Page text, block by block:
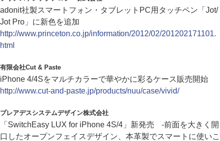
adonit社製スマートフォン・タブレットPC用タッチペン「Jot/
Jot Pro」に新色を追加
http://www.princeton.co.jp/information/2012/02/201202171101.
html
有限会社Cut & Paste
iPhone 4/4Sをマルチカラーで華やかに彩るケース販売開始
http://www.cut-and-paste.jp/products/nuu/case/vivid/
プレアデスシステムデザイン株式会社
「SwitchEasy LUX for iPhone 4S/4」新発売 -前面を大きく開
口したオープンフェイスデザイン、本革製でスマートに使いこ